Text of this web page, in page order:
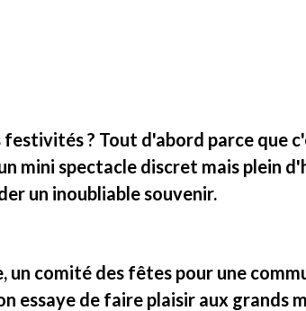
? Tout d'abord parce que
mini spectacle discret mais plein
un inoubliable souvenir.
comité des fêtes pour une
essaye de faire plaisir aux grands